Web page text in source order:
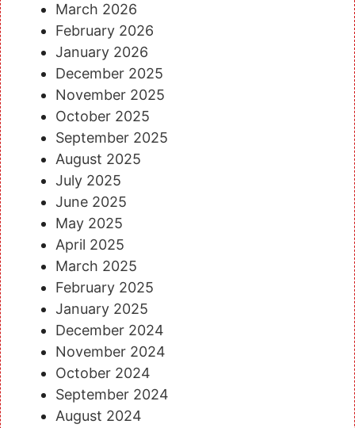
March 2026
February 2026
January 2026
December 2025
November 2025
October 2025
September 2025
August 2025
July 2025
June 2025
May 2025
April 2025
March 2025
February 2025
January 2025
December 2024
November 2024
October 2024
September 2024
August 2024